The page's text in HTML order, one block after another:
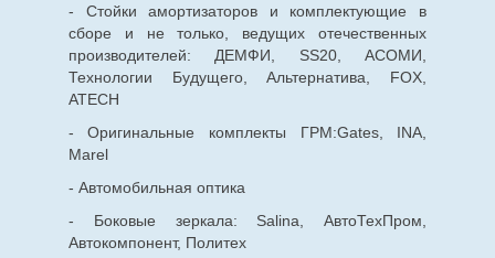
- Стойки амортизаторов и комплектующие в
сборе и не только, ведущих отечественных
производителей: ДЕМФИ, SS20, АСОМИ,
Технологии Будущего, Альтернатива, FOX,
ATECH
- Оригинальные комплекты ГРМ:Gates, INA,
Marel
- Автомобильная оптика
- Боковые зеркала: Salina, АвтоТехПром,
Автокомпонент, Политех